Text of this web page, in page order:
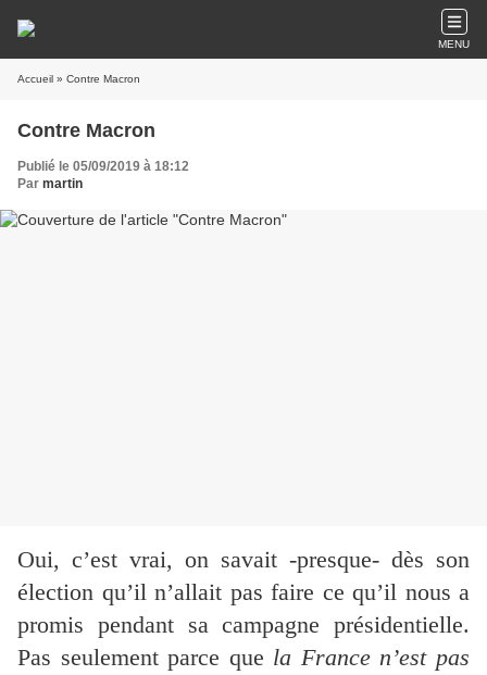
MENU
Accueil » Contre Macron
Contre Macron
Publié le 05/09/2019 à 18:12
Par martin
Oui, c’est vrai, on savait -presque- dès son
élection qu’il n’allait pas faire ce qu’il nous a
promis pendant sa campagne présidentielle.
Pas seulement parce que la France n’est pas